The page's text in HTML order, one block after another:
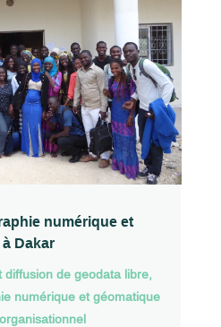
numérique et
Dakar
diffusion de geodata libre,
numérique et géomatique